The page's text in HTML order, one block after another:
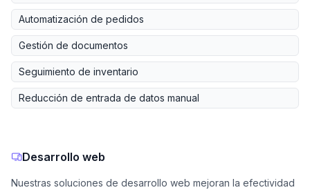
Automatización de pedidos
Gestión de documentos
Seguimiento de inventario
Reducción de entrada de datos manual
Desarrollo web
Nuestras soluciones de desarrollo web mejoran la efectividad